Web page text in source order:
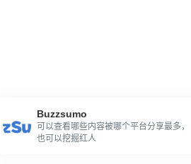
Buzzsumo
可以查看哪些内容被哪个平台分享最多，
也可以挖掘红人